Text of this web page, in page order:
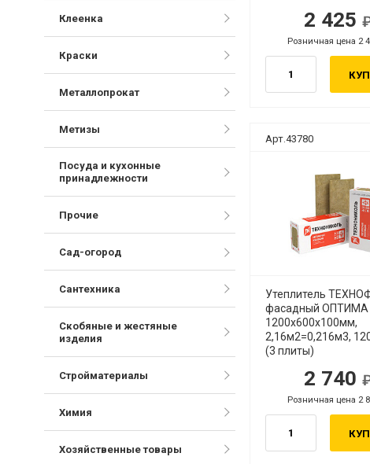
2 425
Розничная цена 2
Арт.43780
Утеплитель
фасадный ОПТИМА
1200х600х100мм,
2,16м2=0,216м3,
(3 плиты)
2 740
Розничная цена 2
руб.
Клеенка
Краски
Металлопрокат
Метизы
Посуда и кухонные
принадлежности
Прочие
Сад-огород
Сантехника
Скобяные и жестяные
изделия
Стройматериалы
Химия
Хозяйственные товары